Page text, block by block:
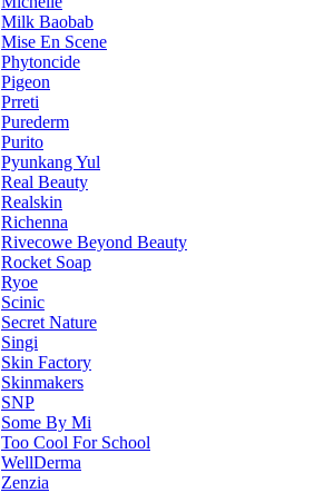
Milk Baobab
Mise En Scene
Phytoncide
Pigeon
Prreti
Purederm
Purito
Pyunkang Yul
Real Beauty
Realskin
Richenna
Rivecowe Beyond Beauty
Rocket Soap
Ryoe
Scinic
Secret Nature
Singi
Skin Factory
Skinmakers
SNP
Some By Mi
Too Cool For School
WellDerma
Zenzia